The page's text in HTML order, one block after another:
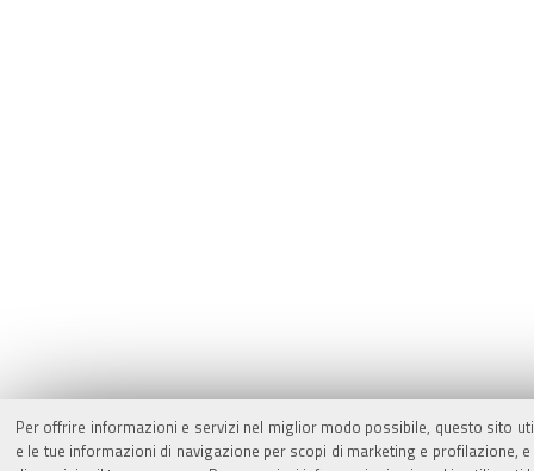
Per offrire informazioni e servizi nel miglior modo possibile, questo sito
e le tue informazioni di navigazione per scopi di marketing e